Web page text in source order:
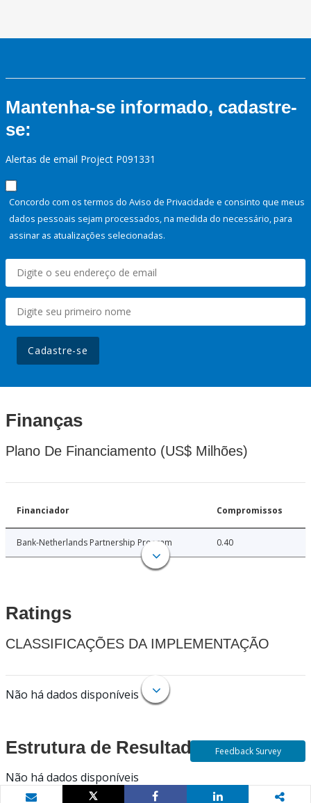
Mantenha-se informado, cadastre-
se:
Alertas de email Project P091331
Concordo com os termos do Aviso de Privacidade e consinto que meus
dados pessoais sejam processados, na medida do necessário, para
assinar as atualizações selecionadas.
Cadastre-se
Finanças
Plano De Financiamento (US$ Milhões)
Financiador Compromissos
Bank-Netherlands Partnership Program 0.40
Ratings
CLASSIFICAÇÕES DA IMPLEMENTAÇÃO
Não há dados disponíveis
Estrutura de Resultados
Não há dados disponíveis
Feedback Survey